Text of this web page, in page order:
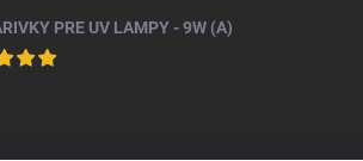
PRE UV LAMPY - 9W (A)